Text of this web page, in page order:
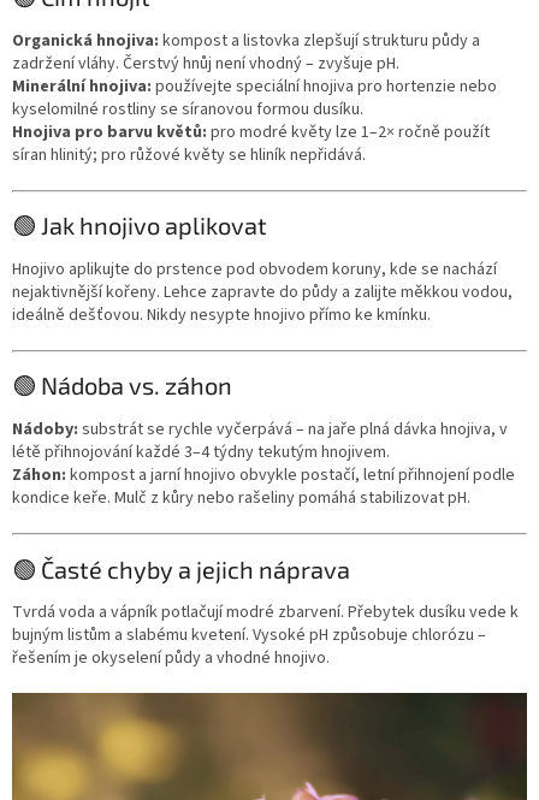
Organická hnojiva: kompost a listovka zlepšují strukturu půdy a
zadržení vláhy. Čerstvý hnůj není vhodný – zvyšuje pH.
Minerální hnojiva: používejte speciální hnojiva pro hortenzie nebo
kyselomilné rostliny se síranovou formou dusíku.
Hnojiva pro barvu květů: pro modré květy lze 1–2× ročně použít
síran hlinitý; pro růžové květy se hliník nepřidává.
🟢 Jak hnojivo aplikovat
Hnojivo aplikujte do prstence pod obvodem koruny, kde se nachází
nejaktivnější kořeny. Lehce zapravte do půdy a zalijte měkkou vodou,
ideálně dešťovou. Nikdy nesypte hnojivo přímo ke kmínku.
🟢 Nádoba vs. záhon
Nádoby: substrát se rychle vyčerpává – na jaře plná dávka hnojiva, v
létě přihnojování každé 3–4 týdny tekutým hnojivem.
Záhon: kompost a jarní hnojivo obvykle postačí, letní přihnojení podle
kondice keře. Mulč z kůry nebo rašeliny pomáhá stabilizovat pH.
🟢 Časté chyby a jejich náprava
Tvrdá voda a vápník potlačují modré zbarvení. Přebytek dusíku vede k
bujným listům a slabému kvetení. Vysoké pH způsobuje chlorózu –
řešením je okyselení půdy a vhodné hnojivo.